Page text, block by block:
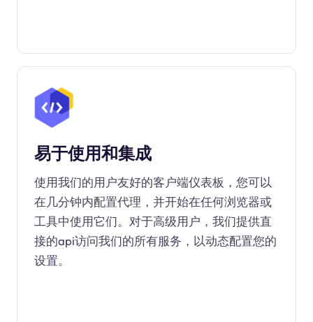
易于使用和集成
使用我们的用户友好的客户端仪表板，您可以
在几分钟内配置代理，并开始在任何浏览器或
工具中使用它们。对于高级用户，我们提供直
接的api访问我们的所有服务，以动态配置您的
设置。